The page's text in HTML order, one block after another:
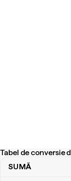
Tabel de conversie
SUMĂ